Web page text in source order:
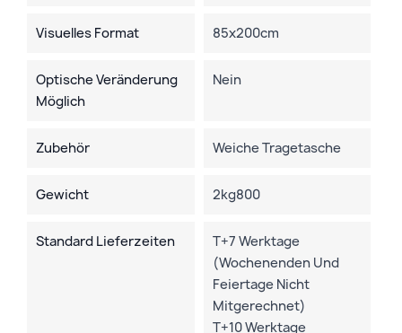
Visuelles Format 85x200cm
Optische Veränderung
Möglich
Nein
Zubehör Weiche Tragetasche
Gewicht 2kg800
Standard Lieferzeiten
T+7 Werktage
(Wochenenden Und
Feiertage Nicht
Mitgerechnet)
T+10 Werktage